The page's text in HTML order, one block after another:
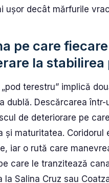
ușor decât mărfurile
pe care
la stabilirea
terestru” implică
dublă. Descărcarea
de deteriorare pe
și maturitatea.
iar o rută care
care le tranzitează
la Salina Cruz sau